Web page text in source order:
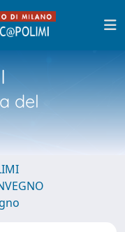
del